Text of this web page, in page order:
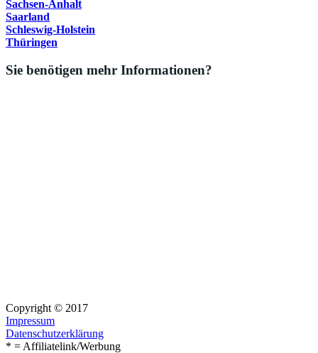
Sachsen-Anhalt
Saarland
Schleswig-Holstein
Thüringen
Sie benötigen mehr Informationen?
Copyright © 2017
Impressum
Datenschutzerklärung
* = Affiliatelink/Werbung